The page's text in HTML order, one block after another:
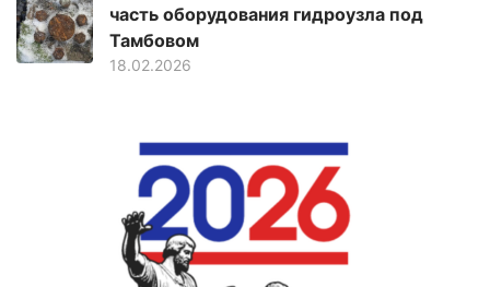
часть оборудования гидроузла под
Тамбовом
18.02.2026